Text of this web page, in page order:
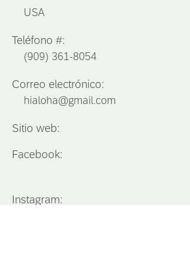
USA
Teléfono #:
(909) 361-8054
Correo electrónico:
hialoha@gmail.com
Sitio web:
Facebook:
Instagram: